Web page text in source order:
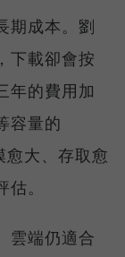
期成本。劉
下載卻會按
年的費用加
容量的
大、存取愈
。
雲端仍適合